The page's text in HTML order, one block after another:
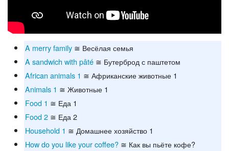
A merry family ≅ Весёлая семья
A sandwich with pâté ≅ Бутерброд с паштетом
African animals 1 ≅ Африканские животные 1
Animals 1 ≅ Животные 1
Food 1 ≅ Еда 1
Food 2 ≅ Еда 2
Household 1 ≅ Домашнее хозяйство 1
How do you like your coffee? ≅ Как вы пьёте кофе?